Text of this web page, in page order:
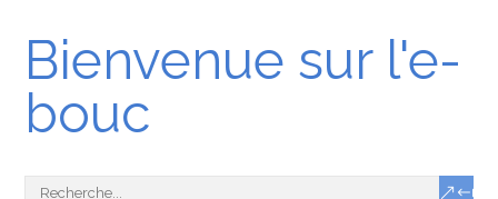
Bienvenue sur l'e-
bouc